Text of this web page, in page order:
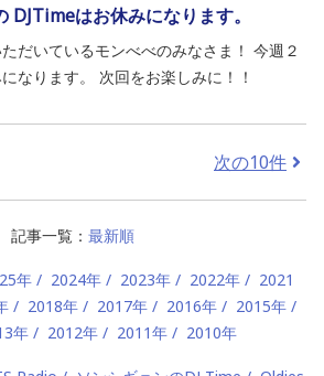
DJTimeはお休みになります。
だいているモンべべのみなさま！ 今週２
なります。 次回をお楽しみに！！
次の10件
記事一覧： 最新順
年 2024年 2023年 2022年
2021
2018年 2017年 2016年
2015年
年 2012年 2011年 2010年